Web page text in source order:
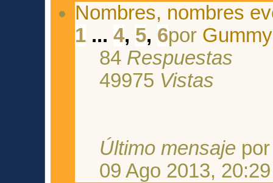
Nombres, nombres
1 ...4, 5, 6por Gummy
84 Respuestas
49975 Vistas
Último mensaje
09 Ago 2013, 20:29